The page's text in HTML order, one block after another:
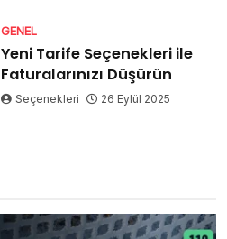
GENEL
Yeni Tarife Seçenekleri ile
Faturalarınızı Düşürün
Seçenekleri 26 Eylül 2025